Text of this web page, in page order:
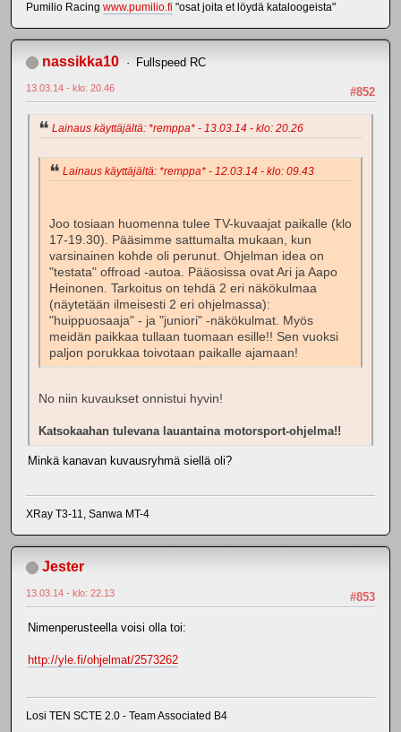
Pumilio Racing www.pumilio.fi "osat joita et löydä kataloogeista"
nassikka10 Fullspeed RC
#852
13.03.14 - klo: 20.46
Lainaus käyttäjältä: *remppa* - 13.03.14 - klo: 20.26
Lainaus käyttäjältä: *remppa* - 12.03.14 - klo: 09.43
Joo tosiaan huomenna tulee TV-kuvaajat paikalle (klo
17-19.30). Pääsimme sattumalta mukaan, kun
varsinainen kohde oli perunut. Ohjelman idea on
"testata" offroad -autoa. Pääosissa ovat Ari ja Aapo
Heinonen. Tarkoitus on tehdä 2 eri näkökulmaa
(näytetään ilmeisesti 2 eri ohjelmassa):
"huippuosaaja" - ja "juniori" -näkökulmat. Myös
meidän paikkaa tullaan tuomaan esille!! Sen vuoksi
paljon porukkaa toivotaan paikalle ajamaan!
No niin kuvaukset onnistui hyvin!
Katsokaahan tulevana lauantaina motorsport-ohjelma!!
Minkä kanavan kuvausryhmä siellä oli?
XRay T3-11, Sanwa MT-4
Jester
#853
13.03.14 - klo: 22.13
Nimenperusteella voisi olla toi:
http://yle.fi/ohjelmat/2573262
Losi TEN SCTE 2.0 - Team Associated B4